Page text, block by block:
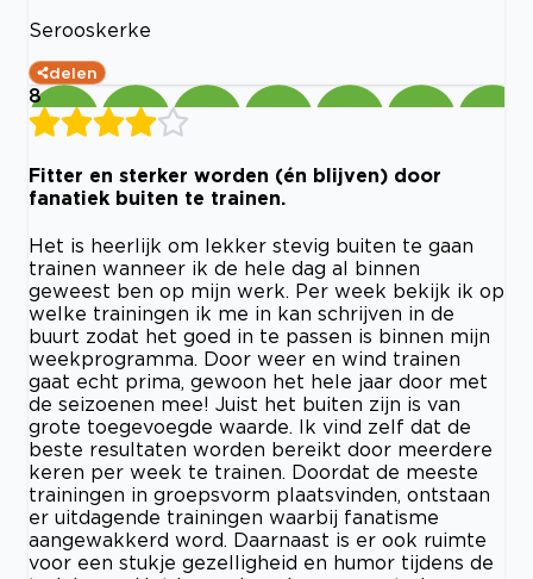
Serooskerke
delen
8
Fitter en sterker worden (én blijven) door
fanatiek buiten te trainen.
Het is heerlijk om lekker stevig buiten te gaan
trainen wanneer ik de hele dag al binnen
geweest ben op mijn werk. Per week bekijk ik op
welke trainingen ik me in kan schrijven in de
buurt zodat het goed in te passen is binnen mijn
weekprogramma. Door weer en wind trainen
gaat echt prima, gewoon het hele jaar door met
de seizoenen mee! Juist het buiten zijn is van
grote toegevoegde waarde. Ik vind zelf dat de
beste resultaten worden bereikt door meerdere
keren per week te trainen. Doordat de meeste
trainingen in groepsvorm plaatsvinden, ontstaan
er uitdagende trainingen waarbij fanatisme
aangewakkerd word. Daarnaast is er ook ruimte
voor een stukje gezelligheid en humor tijdens de